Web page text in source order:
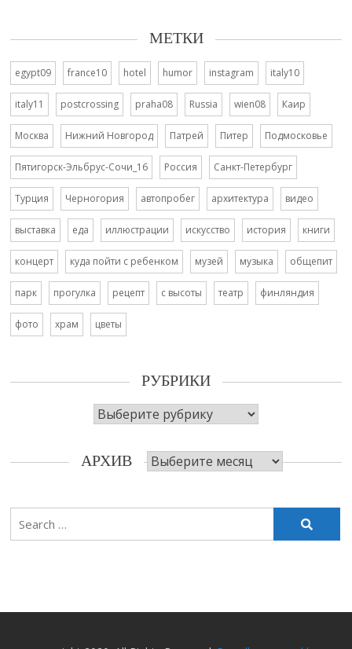
МЕТКИ
egypt09 france10 hotel humor instagram italy10
italy11 postcrossing praha08 Russia wien08 Каир
Москва Нижний Новгород Патрей Питер Подмосковье
Пятигорск-Эльбрус-Сочи_16 Россия Санкт-Петербург
Турция Черногория автопробег архитектура видео
выставка еда иллюстрации искусство история книги
концерт куда пойти с ребенком музей музыка общепит
парк прогулка рецепт с высоты театр финляндия
фото храм цветы
РУБРИКИ
Рубрики
АРХИВ Архив
Search
for: